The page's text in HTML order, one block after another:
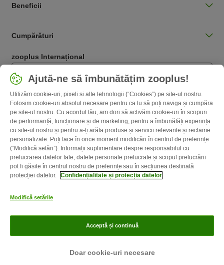
Beneficii
Cumpărături
zooplus Internațional
Română / RO
Follow zooplus
Despre noi Cariere zooplus
durata de livrare
Metode de plată
Program de afiliere
Confidenţialitate & protecția datelor
Ajută-ne să îmbunătățim zooplus!
Utilizăm cookie-uri, pixeli si alte tehnologii (“Cookies”) pe site-ul nostru.
Folosim cookie-uri absolut necesare pentru ca tu să poți naviga și cumpăra
pe site-ul nostru. Cu acordul tău, am dori să activăm cookie-uri în scopuri
de performanță, funcționare și de marketing, pentru a îmbunătăți experința
cu site-ul nostru și pentru a-ți arăta produse și servicii relevante și reclame
personalizate. Poți face în orice moment modificări în centrul de preferințe
(“Modifică setări”). Informații suplimentare despre responsabilul cu
prelucrarea datelor tale, datele personale prelucrate și scopul prelucrării
pot fi găsite în centrul nostru de preferințe sau în secțiunea destinată
protecției datelor. Confidențialitate și protecția datelor
Modifică setările
Doar cookie-uri necesare
Acceptă și continuă